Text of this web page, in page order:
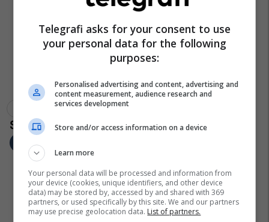
Obrm-Pdukm Zoran Zaev
Telegrafi asks for your consent to use
your personal data for the following
purposes:
Personalised advertising and content, advertising and
content measurement, audience research and
services development
Store and/or access information on a device
Learn more
Your personal data will be processed and information from
your device (cookies, unique identifiers, and other device
data) may be stored by, accessed by and shared with 369
partners, or used specifically by this site. We and our partners
may use precise geolocation data. List of partners.